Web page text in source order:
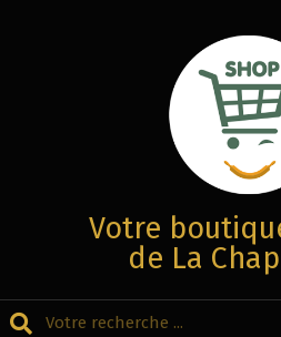
Votre
de La